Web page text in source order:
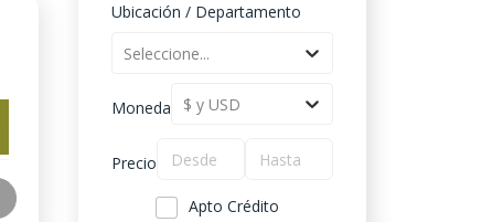
Ubicación / Departamento
Seleccione...
Moneda $ y USD
Precio
Apto Crédito